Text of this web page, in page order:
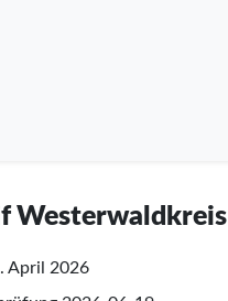
Westerwaldkreis
April 2026